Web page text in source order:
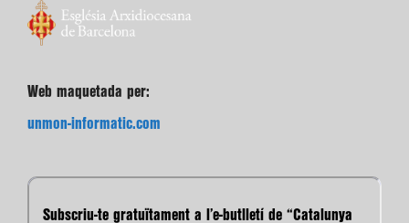
Web maquetada per:
unmon-informatic.com
Subscriu-te gratuïtament a l’e-butlletí de “Catalunya